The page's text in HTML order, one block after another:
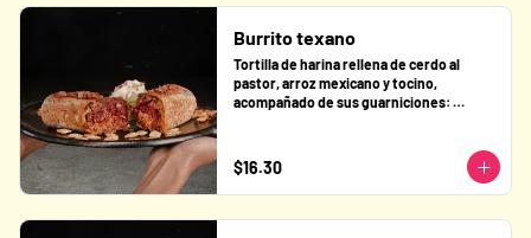
Burrito texano
Tortilla de harina rellena de cerdo al
pastor, arroz mexicano y tocino,
acompañado de sus guarniciones:
$16.30